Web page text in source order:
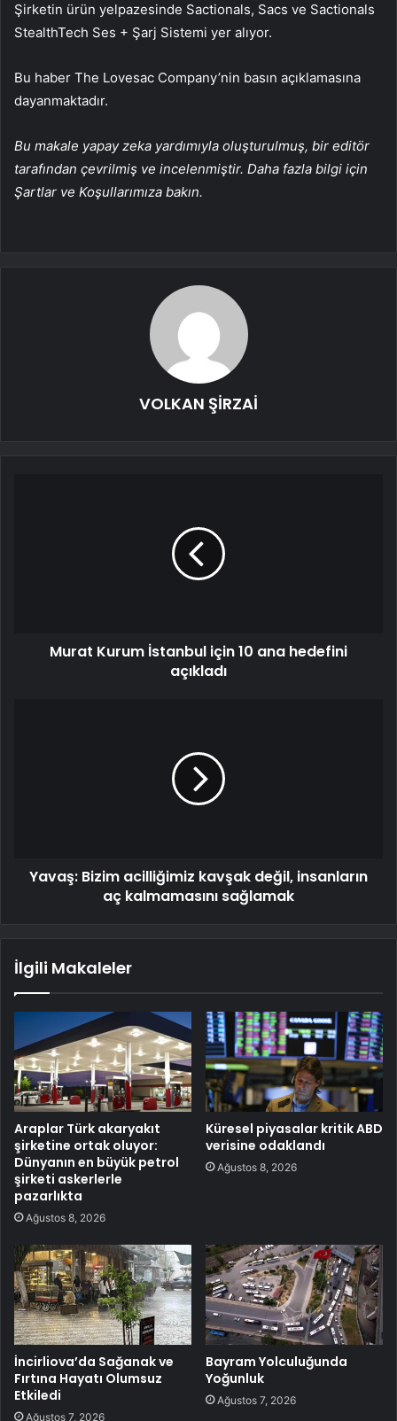
Şirketin ürün yelpazesinde Sactionals, Sacs ve Sactionals
StealthTech Ses + Şarj Sistemi yer alıyor.
Bu haber The Lovesac Company’nin basın açıklamasına
dayanmaktadır.
Bu makale yapay zeka yardımıyla oluşturulmuş, bir editör
tarafından çevrilmiş ve incelenmiştir. Daha fazla bilgi için
Şartlar ve Koşullarımıza bakın.
VOLKAN ŞİRZAİ
Murat Kurum İstanbul için 10 ana hedefini
açıkladı
Yavaş: Bizim acilliğimiz kavşak değil, insanların
aç kalmamasını sağlamak
İlgili Makaleler
Araplar Türk akaryakıt
şirketine ortak oluyor:
Dünyanın en büyük petrol
şirketi askerlerle
pazarlıkta
Ağustos 8, 2026
Küresel piyasalar kritik ABD
verisine odaklandı
Ağustos 8, 2026
İncirliova’da Sağanak ve
Fırtına Hayatı Olumsuz
Etkiledi
Ağustos 7, 2026
Bayram Yolculuğunda
Yoğunluk
Ağustos 7, 2026